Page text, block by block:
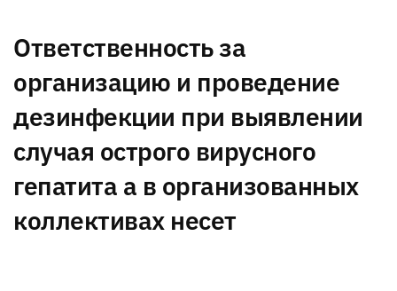
Ответственность за
организацию и проведение
дезинфекции при выявлении
случая острого вирусного
гепатита а в организованных
коллективах несет